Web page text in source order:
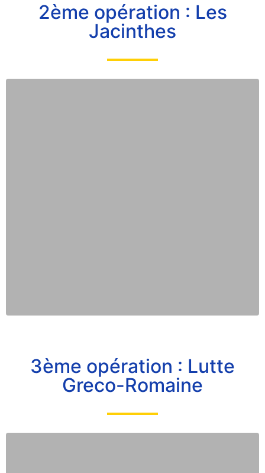
2ème opération : Les
Jacinthes
3ème opération : Lutte
Greco-Romaine